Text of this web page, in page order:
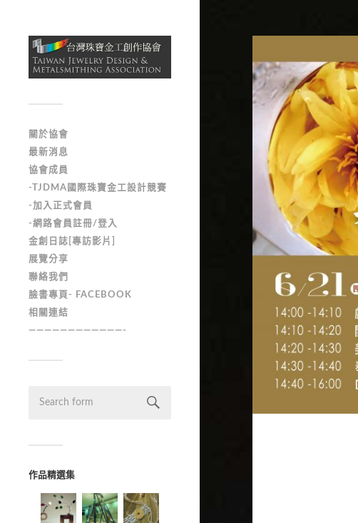
關於協會
最新消息
協會成員
-TJDMA國際珠寶金工設計競賽
-加入正式會員
-網路會員註冊/登入
金創日誌[專訪影片]
展覽分享
聯絡我們
臉書專頁- FACEBOOK
相關連結
————————————-
作品精選集